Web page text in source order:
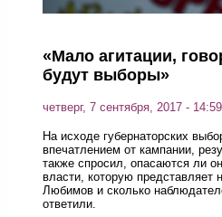
«Мало агитации,
будут выборы»
четверг, 7 сентября, 2017 - 14:59
На исходе губернаторских
впечатлением от кампании,
также спросил, опасаются ли
власти, которую представляет
Любимов и сколько
ответили.